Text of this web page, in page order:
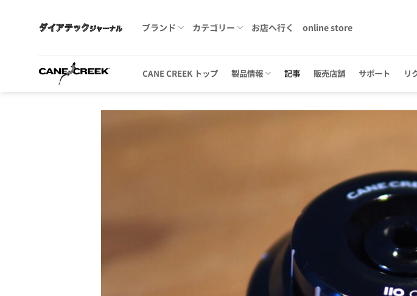
ブランド カテゴリー お店へ行く online store
CANE CREEK トップ 製品情報 記事 販売店舗 サポート リ